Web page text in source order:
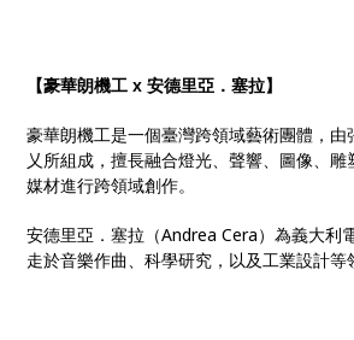
【豪華朗機工 x 安德里亞．塞拉】
豪華朗機工是一個臺灣跨領域藝術團體，由
乂所組成，擅長融合燈光、聲響、圖像、
媒材進行跨領域創作。
安德里亞．塞拉（Andrea Cera）為義大利
走於音樂作曲、科學研究，以及工業設計等